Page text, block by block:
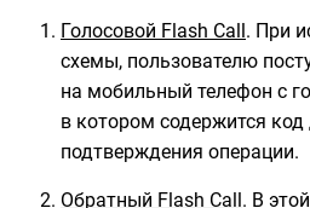
Голосовой Flash Call. При
схемы, пользователю
на мобильный телефон с
в котором содержится код
подтверждения операции.
Обратный Flash Call. В